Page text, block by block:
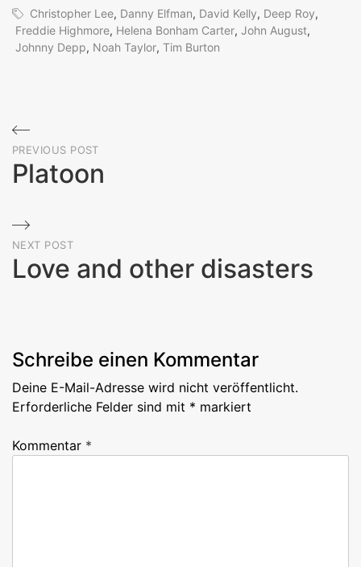
Christopher Lee, Danny Elfman, David Kelly, Deep Roy,
Freddie Highmore, Helena Bonham Carter, John August,
Johnny Depp, Noah Taylor, Tim Burton
Beitragsnavigation
PREVIOUS POST
Platoon
Post
NEXT POST
Love and other disasters
Schreibe einen Kommentar
Deine E-Mail-Adresse wird nicht veröffentlicht.
Erforderliche Felder sind mit * markiert
Kommentar *